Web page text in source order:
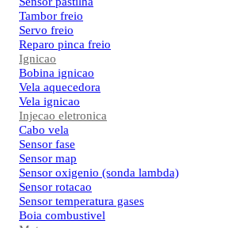
Tambor freio
Servo freio
Reparo pinca freio
Ignicao
Bobina ignicao
Vela aquecedora
Vela ignicao
Injecao eletronica
Cabo vela
Sensor fase
Sensor map
Sensor oxigenio (sonda lambda)
Sensor rotacao
Sensor temperatura gases
Boia combustivel